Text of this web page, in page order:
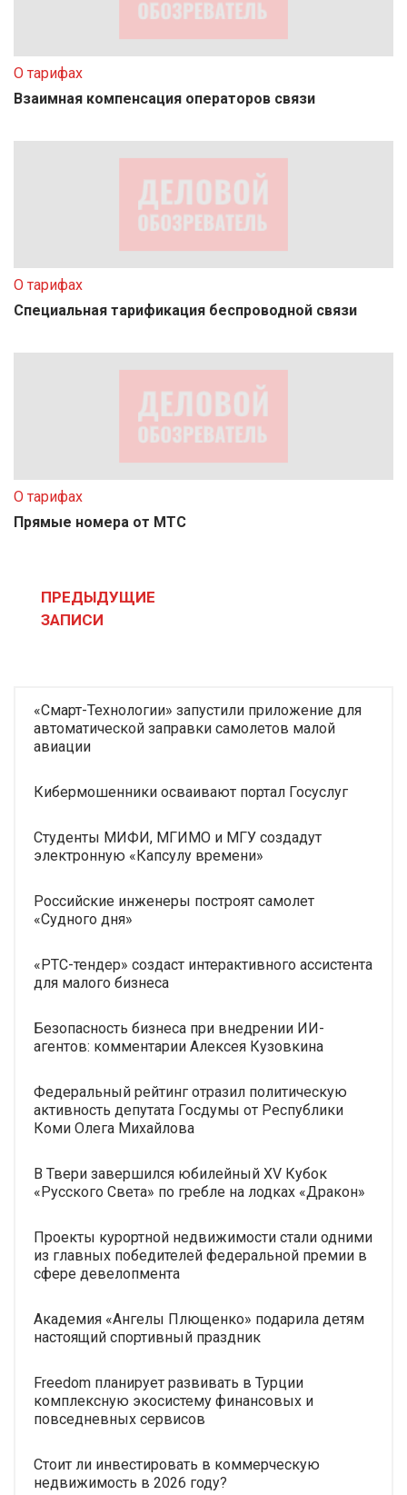
О тарифах
Взаимная компенсация операторов связи
О тарифах
Специальная тарификация беспроводной связи
О тарифах
Прямые номера от МТС
записям
ПРЕДЫДУЩИЕ
ЗАПИСИ
«Смарт-Технологии» запустили приложение для
автоматической заправки самолетов малой
авиации
Кибермошенники осваивают портал Госуслуг
Студенты МИФИ, МГИМО и МГУ создадут
электронную «Капсулу времени»
Российские инженеры построят самолет
«Судного дня»
«РТС-тендер» создаст интерактивного ассистента
для малого бизнеса
Безопасность бизнеса при внедрении ИИ-
агентов: комментарии Алексея Кузовкина
Федеральный рейтинг отразил политическую
активность депутата Госдумы от Республики
Коми Олега Михайлова
В Твери завершился юбилейный XV Кубок
«Русского Света» по гребле на лодках «Дракон»
Проекты курортной недвижимости стали одними
из главных победителей федеральной премии в
сфере девелопмента
Академия «Ангелы Плющенко» подарила детям
настоящий спортивный праздник
Freedom планирует развивать в Турции
комплексную экосистему финансовых и
повседневных сервисов
Стоит ли инвестировать в коммерческую
недвижимость в 2026 году?